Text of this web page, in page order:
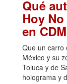
Qué
Hoy
en
Que un carro
México y su
Toluca y de
holograma y